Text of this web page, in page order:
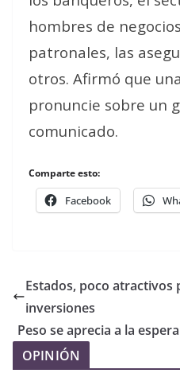
hombres de
patronales, las
otros. Afirmó que
pronuncie sobre un
comunicado.
Comparte esto:
Facebook
Estados, poco atractivos
inversiones
Peso se aprecia a la
OPINIÓN